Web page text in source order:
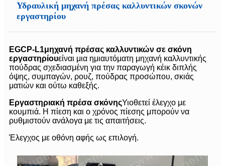
Υδραυλική μηχανή πρέσας καλλυντικών σκονών
εργαστηρίου
EGCP-L1μηχανή πρέσας καλλυντικών σε σκόνη
εργαστηρίουείναι μια ημιαυτόματη μηχανή καλλυντικής
πούδρας σχεδιασμένη για την παραγωγή κέικ διπλής
όψης, συμπαγών, ρουζ, πούδρας προσώπου, σκιάς
ματιών και ούτω καθεξής.
Εργαστηριακή πρέσα σκόνηςΥιοθετεί έλεγχο με
κουμπιά. Η πίεση και ο χρόνος πίεσης μπορούν να
ρυθμιστούν ανάλογα με τις απαιτήσεις.
Έλεγχος με οθόνη αφής ως επιλογή.